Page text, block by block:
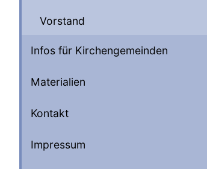
Vorstand
Infos für Kirchengemeinden
Materialien
Kontakt
Impressum